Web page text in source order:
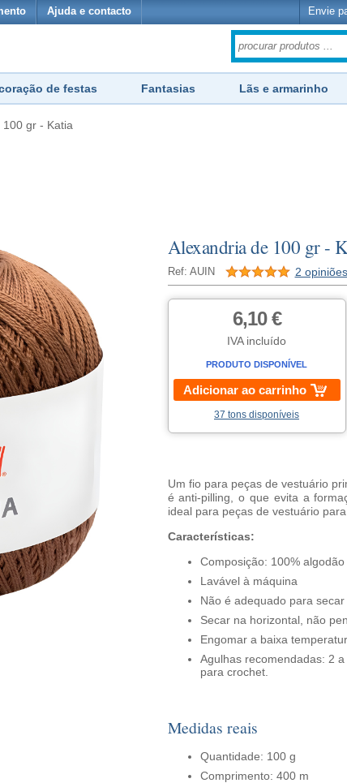
Ajuda e contacto Envie
de festas Fantasias Lãs e armarinho
gr - Katia
Alexandria de 100 gr -
Ref: AUIN 2 opiniões
6,10 €
IVA incluído
PRODUTO DISPONÍVEL
Adicionar ao carrinho
37 tons disponíveis
Um fio para peças de vestuário
é anti-pilling, o que evita a
ideal para peças de vestuário
Características:
Composição: 100% algodão
Lavável à máquina
Não é adequado para
Secar na horizontal, não
Engomar a baixa
Agulhas recomendadas: 2
para crochet.
Medidas reais
Quantidade: 100 g
Comprimento: 400 m